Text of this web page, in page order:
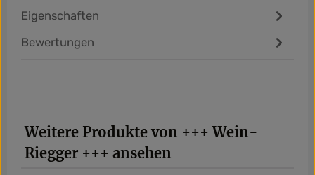
Eigenschaften
Bewertungen
Produktgalerie überspringen
Weitere Produkte von +++ Wein-
Riegger +++ ansehen